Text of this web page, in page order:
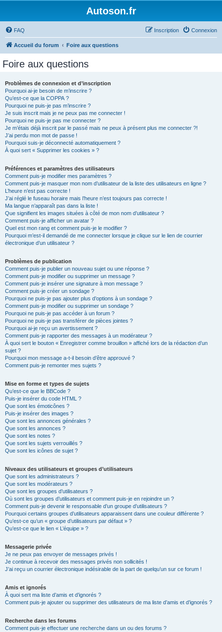
Autoson.fr
FAQ Connexion
Inscription
Accueil du forum Foire aux questions
Foire aux questions
Problèmes de connexion et d’inscription
Pourquoi ai-je besoin de m’inscrire ?
Qu’est-ce que la COPPA ?
Pourquoi ne puis-je pas m’inscrire ?
Je suis inscrit mais je ne peux pas me connecter !
Pourquoi ne puis-je pas me connecter ?
Je m’étais déjà inscrit par le passé mais ne peux à présent plus me connecter ?!
J’ai perdu mon mot de passe !
Pourquoi suis-je déconnecté automatiquement ?
À quoi sert « Supprimer les cookies » ?
Préférences et paramètres des utilisateurs
Comment puis-je modifier mes paramètres ?
Comment puis-je masquer mon nom d’utilisateur de la liste des utilisateurs en ligne ?
L’heure n’est pas correcte !
J’ai réglé le fuseau horaire mais l’heure n’est toujours pas correcte !
Ma langue n’apparaît pas dans la liste !
Que signifient les images situées à côté de mon nom d’utilisateur ?
Comment puis-je afficher un avatar ?
Quel est mon rang et comment puis-je le modifier ?
Pourquoi m’est-il demandé de me connecter lorsque je clique sur le lien de courrier
électronique d’un utilisateur ?
Problèmes de publication
Comment puis-je publier un nouveau sujet ou une réponse ?
Comment puis-je modifier ou supprimer un message ?
Comment puis-je insérer une signature à mon message ?
Comment puis-je créer un sondage ?
Pourquoi ne puis-je pas ajouter plus d’options à un sondage ?
Comment puis-je modifier ou supprimer un sondage ?
Pourquoi ne puis-je pas accéder à un forum ?
Pourquoi ne puis-je pas transférer de pièces jointes ?
Pourquoi ai-je reçu un avertissement ?
Comment puis-je rapporter des messages à un modérateur ?
À quoi sert le bouton « Enregistrer comme brouillon » affiché lors de la rédaction d’un
sujet ?
Pourquoi mon message a-t-il besoin d’être approuvé ?
Comment puis-je remonter mes sujets ?
Mise en forme et types de sujets
Qu’est-ce que le BBCode ?
Puis-je insérer du code HTML ?
Que sont les émoticônes ?
Puis-je insérer des images ?
Que sont les annonces générales ?
Que sont les annonces ?
Que sont les notes ?
Que sont les sujets verrouillés ?
Que sont les icônes de sujet ?
Niveaux des utilisateurs et groupes d’utilisateurs
Que sont les administrateurs ?
Que sont les modérateurs ?
Que sont les groupes d’utilisateurs ?
Où sont les groupes d’utilisateurs et comment puis-je en rejoindre un ?
Comment puis-je devenir le responsable d’un groupe d’utilisateurs ?
Pourquoi certains groupes d’utilisateurs apparaissent dans une couleur différente ?
Qu’est-ce qu’un « groupe d’utilisateurs par défaut » ?
Qu’est-ce que le lien « L’équipe » ?
Messagerie privée
Je ne peux pas envoyer de messages privés !
Je continue à recevoir des messages privés non sollicités !
J’ai reçu un courrier électronique indésirable de la part de quelqu’un sur ce forum !
Amis et ignorés
À quoi sert ma liste d’amis et d’ignorés ?
Comment puis-je ajouter ou supprimer des utilisateurs de ma liste d’amis et d’ignorés ?
Recherche dans les forums
Comment puis-je effectuer une recherche dans un ou des forums ?